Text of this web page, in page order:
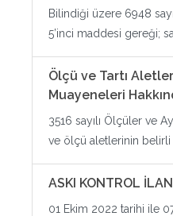
Bilindiği üzere 6948
5’inci maddesi gereği;
Ölçü ve Tartı
Muayeneleri
3516 sayılı Ölçüler ve
ve ölçü aletlerinin belirli
ASKI KONTROL
01 Ekim 2022 tarihi ile